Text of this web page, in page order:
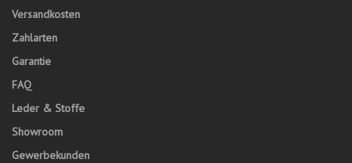
Versandkosten
Zahlarten
Garantie
FAQ
Leder & Stoffe
Showroom
Gewerbekunden